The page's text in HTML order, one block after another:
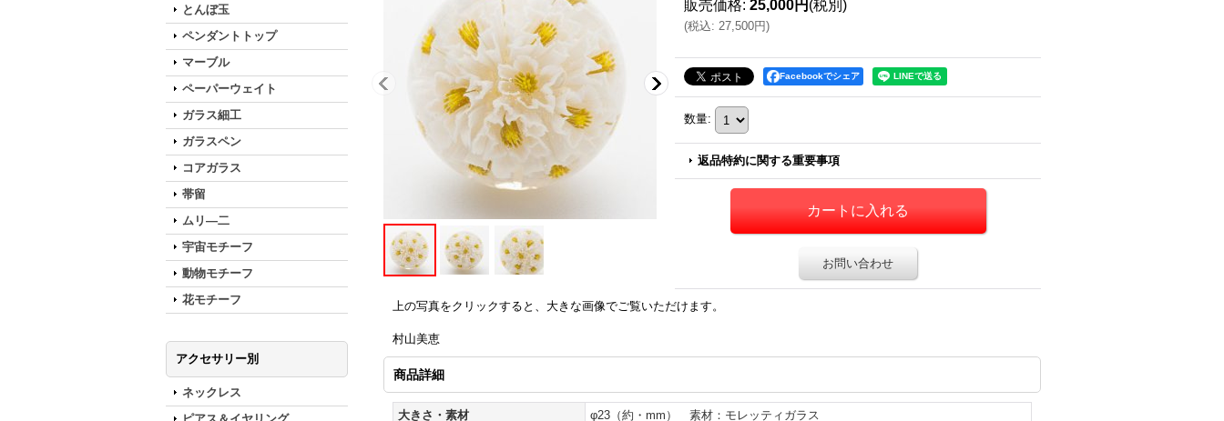
とんぼ玉
ペンダントトップ
マーブル
ペーパーウェイト
ガラス細工
ガラスペン
コアガラス
帯留
ムリ―二
宇宙モチーフ
動物モチーフ
花モチーフ
アクセサリー別
ネックレス
販売価格: 25,000円 (税別)
(税込: 27,500円)
Facebookでシェア
数量:
返品特約に関する重要事項
お問い合わせ
上の写真をクリックすると、大きな画像でご覧いただけます。
村山美恵
商品詳細
大きさ・素材 φ23（約・mm） 素材：モレッティガラス